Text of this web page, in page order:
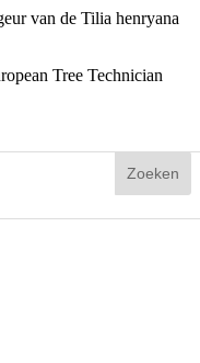
van de Tilia henryana
Tree Technician